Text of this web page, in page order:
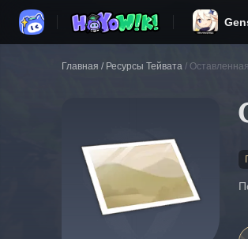
Главная / Ресурсы Тейвата /